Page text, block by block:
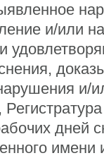
и/или
и/
дней
имени